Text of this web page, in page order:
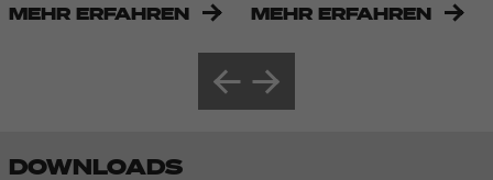
Winkel dank 360°
MEHR ERFAHREN
kurzfristigen
Positionswechsel von
Kennzeichnungssystemen im
Rahmen von Service- oder
MEHR ERFAHREN
DOWNLOADS